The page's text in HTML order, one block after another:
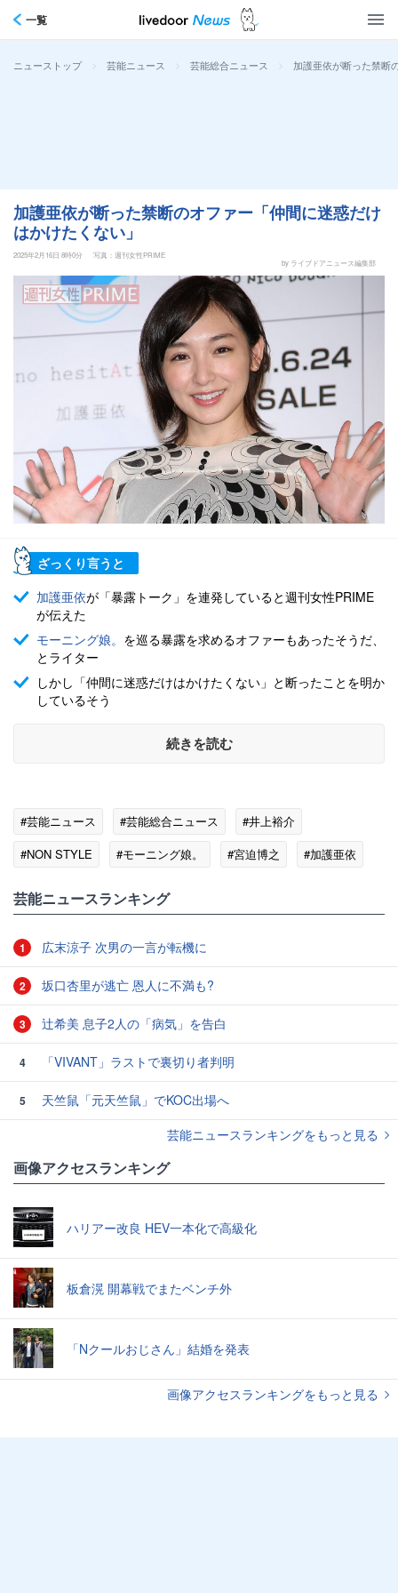
一覧
ニューストップ > 芸能ニュース > 芸能総合ニュース > 加護亜依が断った禁断
加護亜依が断った禁断のオファー「仲間に迷惑だけ
はかけたくない」
2025年2月16日 8時0分
写真：週刊女性PRIME
by ライブドアニュース編集部
ざっくり言うと
加護亜依が「暴露トーク」を連発していると週刊女性PRIME
が伝えた
モーニング娘。 を巡る暴露を求めるオファーもあったそうだ、
とライター
しかし「仲間に迷惑だけはかけたくない」と断ったことを明か
しているそう
続きを読む
#芸能ニュース #芸能総合ニュース
#井上裕介
#NON STYLE
#モーニング娘。 #宮迫博之 #加護亜依
芸能ニュースランキング
1 広末涼子 次男の一言が転機に
2 坂口杏里が逃亡 恩人に不満も?
3 辻希美 息子2人の「病気」を告白
4 「VIVANT」ラストで裏切り者判明
5
天竺鼠「元天竺鼠」でKOC出場へ
芸能ニュースランキングをもっと見る
画像アクセスランキング
ハリアー改良 HEV一本化で高級化
板倉滉 開幕戦でまたベンチ外
「Nクールおじさん」結婚を発表
画像アクセスランキングをもっと見る